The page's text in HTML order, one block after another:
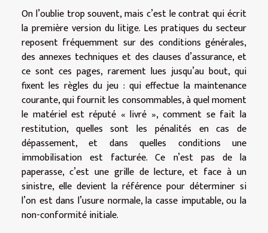
On l’oublie trop souvent, mais c’est le contrat qui écrit
la première version du litige. Les pratiques du secteur
reposent fréquemment sur des conditions générales,
des annexes techniques et des clauses d’assurance, et
ce sont ces pages, rarement lues jusqu’au bout, qui
fixent les règles du jeu : qui effectue la maintenance
courante, qui fournit les consommables, à quel moment
le matériel est réputé « livré », comment se fait la
restitution, quelles sont les pénalités en cas de
dépassement, et dans quelles conditions une
immobilisation est facturée. Ce n’est pas de la
paperasse, c’est une grille de lecture, et face à un
sinistre, elle devient la référence pour déterminer si
l’on est dans l’usure normale, la casse imputable, ou la
non-conformité initiale.